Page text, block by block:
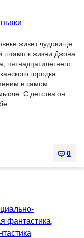
живет чудовище.
штамп к жизни Джона
пятнадцатилетнего
городка
в самом
С детства он
0
фантастика,